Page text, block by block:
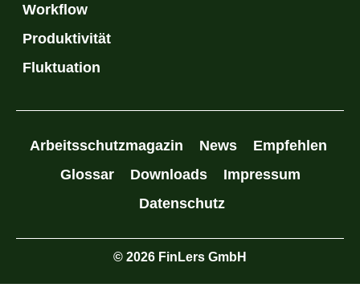
Workflow
Produktivität
Fluktuation
Arbeitsschutzmagazin News
Empfehlen
Glossar
Downloads
Impressum
Datenschutz
© 2026 FinLers GmbH